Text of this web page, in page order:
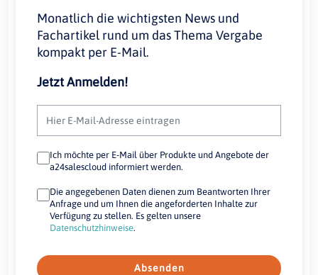
Monatlich die wichtigsten News und
Fachartikel rund um das Thema Vergabe
kompakt per E-Mail.
Jetzt Anmelden!
Ich möchte per E-Mail über Produkte und Angebote der
a24salescloud informiert werden.
Die angegebenen Daten dienen zum Beantworten Ihrer
Anfrage und um Ihnen die angeforderten Inhalte zur
Verfügung zu stellen. Es gelten unsere
Datenschutzhinweise.
Absenden